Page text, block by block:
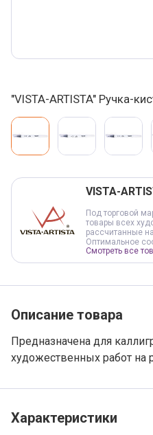
"VISTA-ARTISTA" Ручка-
Варианты товара,
Добавление вVISTA-
Под торговой
товары всех
рассчитанные
Оптимальное
обеспечивают
предсказуемость
расширяется,
живописи и
Смотреть все
Описание товара
Предназначена для
художественных работ на
Характеристики